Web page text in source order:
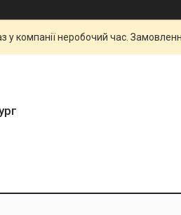
у компанії неробочий час.